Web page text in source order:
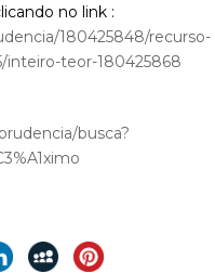
no link :
180425848/recurso-
inteiro-teor-180425868
busca?